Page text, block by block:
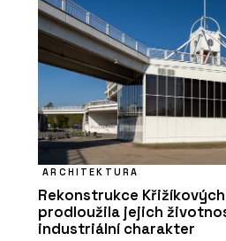
ARCHITEKTURA
Rekonstrukce
prodloužila jejich
industriální charakter